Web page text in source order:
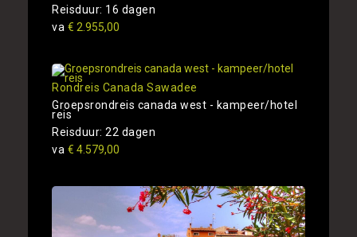
Reisduur: 16 dagen
va € 2.955,00
Rondreis Canada Sawadee
Groepsrondreis canada west - kampeer/hotel
reis
Reisduur: 22 dagen
va € 4.579,00